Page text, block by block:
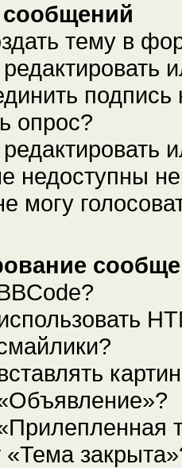
тему в
опрос?
недоступны
могу
«Тема